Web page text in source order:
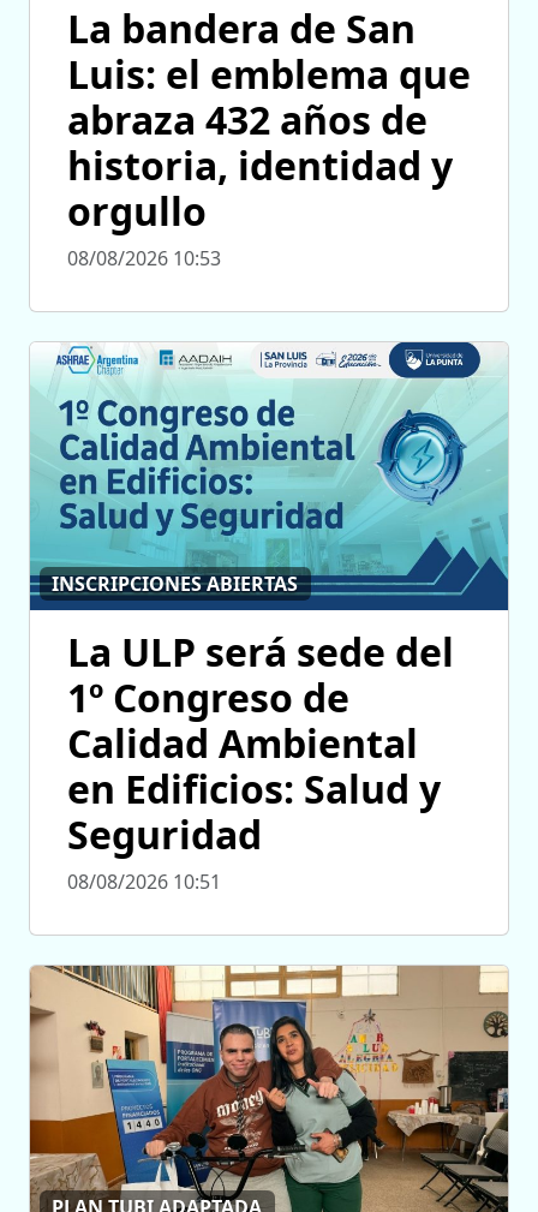
La bandera de San
Luis: el emblema que
abraza 432 años de
historia, identidad y
orgullo
08/08/2026 10:53
INSCRIPCIONES ABIERTAS
La ULP será sede del
1º Congreso de
Calidad Ambiental
en Edificios: Salud y
Seguridad
08/08/2026 10:51